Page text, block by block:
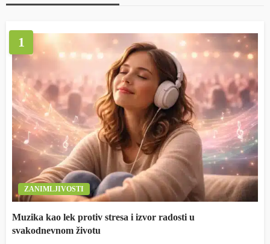
1
ZANIMLJIVOSTI
Muzika kao lek protiv stresa i izvor radosti u
svakodnevnom životu